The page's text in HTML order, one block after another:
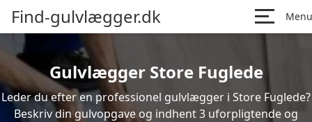
Find-gulvlægger.dk Menu
Gulvlægger Store Fuglede
Leder du efter en professionel gulvlægger i Store Fuglede?
Beskriv din gulvopgave og indhent 3 uforpligtende og